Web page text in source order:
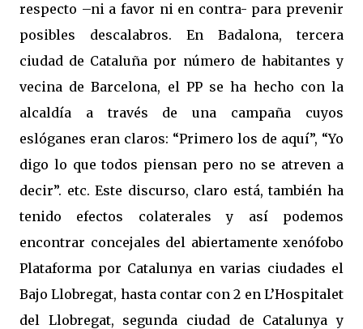
respecto –ni a favor ni en contra- para prevenir
posibles descalabros. En Badalona, tercera
ciudad de Cataluña por número de habitantes y
vecina de Barcelona, el PP se ha hecho con la
alcaldía a través de una campaña cuyos
eslóganes eran claros: “Primero los de aquí”, “Yo
digo lo que todos piensan pero no se atreven a
decir”. etc. Este discurso, claro está, también ha
tenido efectos colaterales y así podemos
encontrar concejales del abiertamente xenófobo
Plataforma por Catalunya en varias ciudades el
Bajo Llobregat, hasta contar con 2 en L’Hospitalet
del Llobregat, segunda ciudad de Catalunya y